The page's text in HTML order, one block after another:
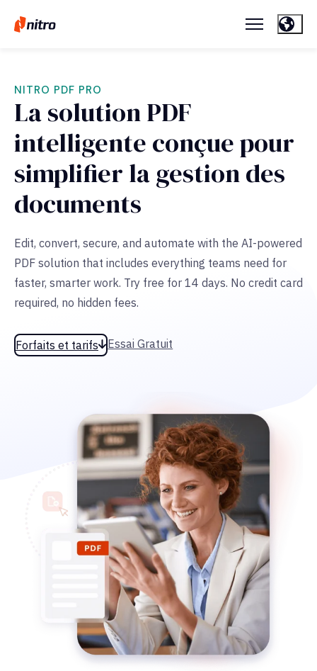
NITRO PDF PRO
La solution PDF
intelligente conçue pour
simplifier la gestion des
documents
Edit, convert, secure, and automate with the AI-powered
PDF solution that includes everything teams need for
faster, smarter work. Try free for 14 days. No credit card
required, no hidden fees.
Forfaits et tarifs Essai Gratuit